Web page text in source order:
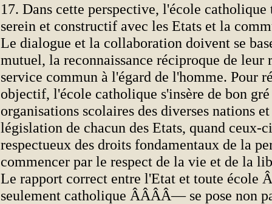
17. Dans cette perspective, l'école catholique
serein et constructif avec les Etats et la
Le dialogue et la collaboration doivent se
mutuel, la reconnaissance réciproque de leur
service commun à l'égard de l'homme. Pour
objectif, l'école catholique s'insère de bon gré
organisations scolaires des diverses nations
législation de chacun des Etats, quand ceux-
respectueux des droits fondamentaux de la
commencer par le respect de la vie et de la
Le rapport correct entre l'Etat et toute école
seulement catholique ÂÂÂÂ— se pose non